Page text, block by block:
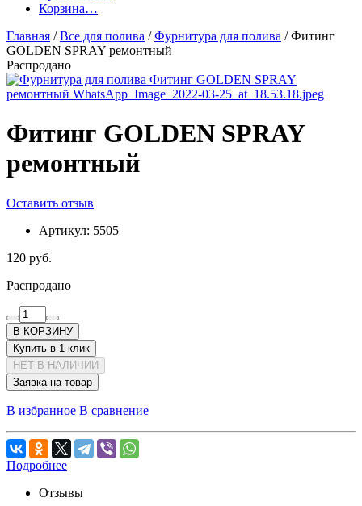
Корзина…
Главная /Все для полива /Фурнитура для полива /Фитинг
GOLDEN SPRAY ремонтный
Распродано
Фитинг GOLDEN SPRAY
ремонтный
Оставить отзыв
Артикул: 5505
120 руб.
Распродано
В КОРЗИНУ
Купить в 1 клик
НЕТ В НАЛИЧИИ
Заявка на товар
В избранное В сравнение
Подробнее
Отзывы